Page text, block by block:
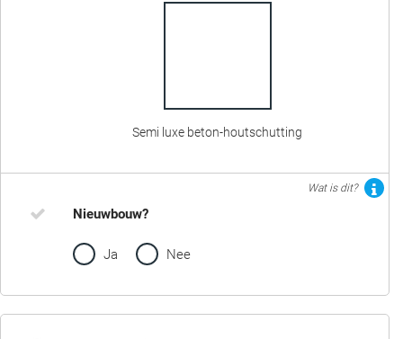
Semi luxe beton-houtschutting
Wat is dit?
Nieuwbouw?
Ja Nee